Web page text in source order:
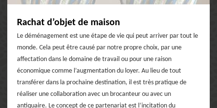
Rachat d’objet de maison
Le déménagement est une étape de vie qui peut arriver par tout le
monde. Cela peut être causé par notre propre choix, par une
affectation dans le domaine de travail ou pour une raison
économique comme l’augmentation du loyer. Au lieu de tout
transférer dans la prochaine destination, il est très pratique de
réaliser une collaboration avec un brocanteur ou avec un
antiquaire. Le concept de ce partenariat est l’incitation du